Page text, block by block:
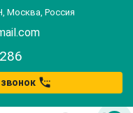
Москва, Россия
settings_phone